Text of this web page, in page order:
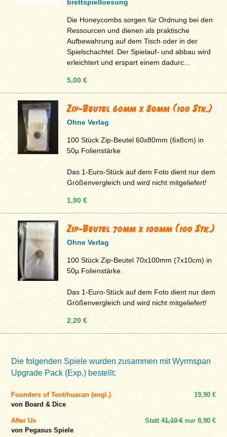
brettspielloesung
Die Honeycombs sorgen für Ordnung bei den
Ressourcen und dienen als praktische
Aufbewahrung auf dem Tisch oder in der
Spielschachtel. Der Spielauf- und abbau wird
erleichtert und erspart einem dadurc...
5,00 €
Zip-Beutel 60mm x 80mm (100 Stk.)
Ohne Verlag
100 Stück Zip-Beutel 60x80mm (6x8cm) in
50µ Folienstärke
Das 1-Euro-Stück auf dem Foto dient nur dem
Größenvergleich und wird nicht mitgeliefert!
1,90 €
Zip-Beutel 70mm x 100mm (100 Stk.)
Ohne Verlag
100 Stück Zip-Beutel 70x100mm (7x10cm) in
50µ Folienstärke.
Das 1-Euro-Stück auf dem Foto dient nur dem
Größenvergleich und wird nicht mitgeliefert!
2,20 €
Die folgenden Spiele wurden zusammen mit Wyrmspan
Upgrade Pack (Exp.) bestellt:
Founders of Teotihuacan (engl.)
von Board & Dice
19,90 €
After Us
von Pegasus Spiele
Statt41,10 €nur 8,90 €